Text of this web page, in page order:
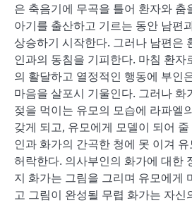
은 축음기에 무곡을 틀어 환자와 춤
아기를 출산하고 기르는 동안 남편
상승하기 시작한다. 그러나 남편은
인과의 동침을 기피한다. 마침 환자
의 활달하고 열정적인 행동에 부인
마음을 살포시 기울인다. 그러나 화
젖을 먹이는 유모의 모습에 라파엘
갖게 되고, 유모에게 모델이 되어
인과 화가의 간곡한 청에 못 이겨
허락한다. 의사부인의 화가에 대한
지 화가는 그림을 그리며 유모에게
고 그림이 완성될 무렵 화가는 자신